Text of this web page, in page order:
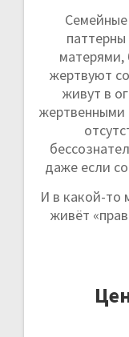
матерями,
жертвуют
живут в
жертвенными
даже если
И в какой-то
живёт